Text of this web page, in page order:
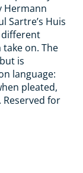
Hermann
Sartre’s Huis
different
on. The
is
language:
pleated,
for